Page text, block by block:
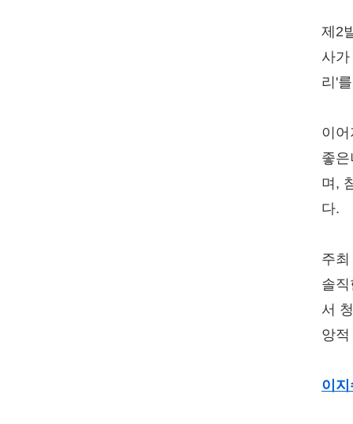
제2
사
리'
이
좋
며,
다.
주
솔
서
앙
이